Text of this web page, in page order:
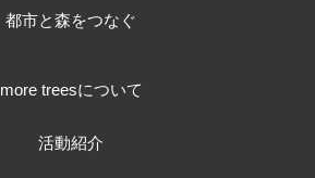
都市と森をつなぐ
more treesについて
活動紹介